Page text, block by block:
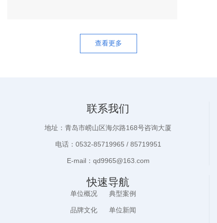
查看更多
联系我们
地址：青岛市崂山区海尔路168号咨询大厦
电话：0532-85719965 / 85719951
E-mail：qd9965@163.com
快速导航
单位概况 典型案例
品牌文化 单位新闻